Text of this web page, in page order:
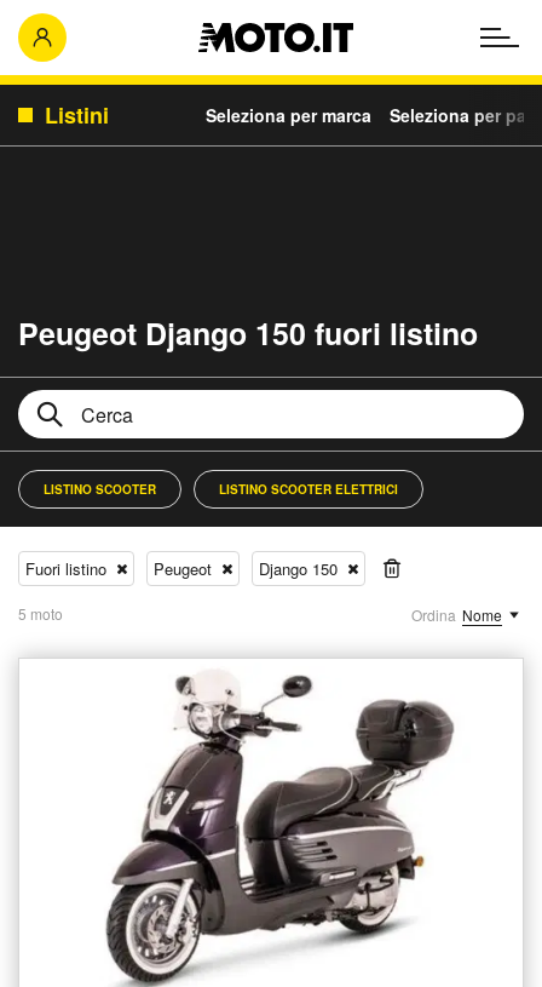
Listini Seleziona per marca Seleziona per
Peugeot Django 150 fuori listino
LISTINO SCOOTER LISTINO SCOOTER ELETTRICI
Fuori listino Peugeot Django 150
5 moto Ordina Nome